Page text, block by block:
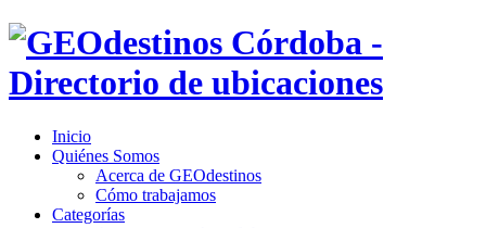
Inicio
Quiénes Somos
Acerca de GEOdestinos
Cómo trabajamos
Categorías